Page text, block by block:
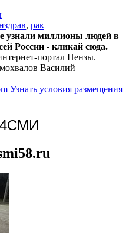
, рак
узнали миллионы людей в
России - кликай сюда.
портал Пензы.
Василий
Узнать условия размещения